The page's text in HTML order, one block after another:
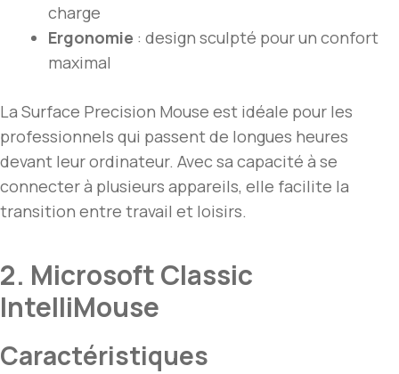
charge
Ergonomie : design sculpté pour un confort
maximal
La Surface Precision Mouse est idéale pour les
professionnels qui passent de longues heures
devant leur ordinateur. Avec sa capacité à se
connecter à plusieurs appareils, elle facilite la
transition entre travail et loisirs.
2. Microsoft Classic
IntelliMouse
Caractéristiques